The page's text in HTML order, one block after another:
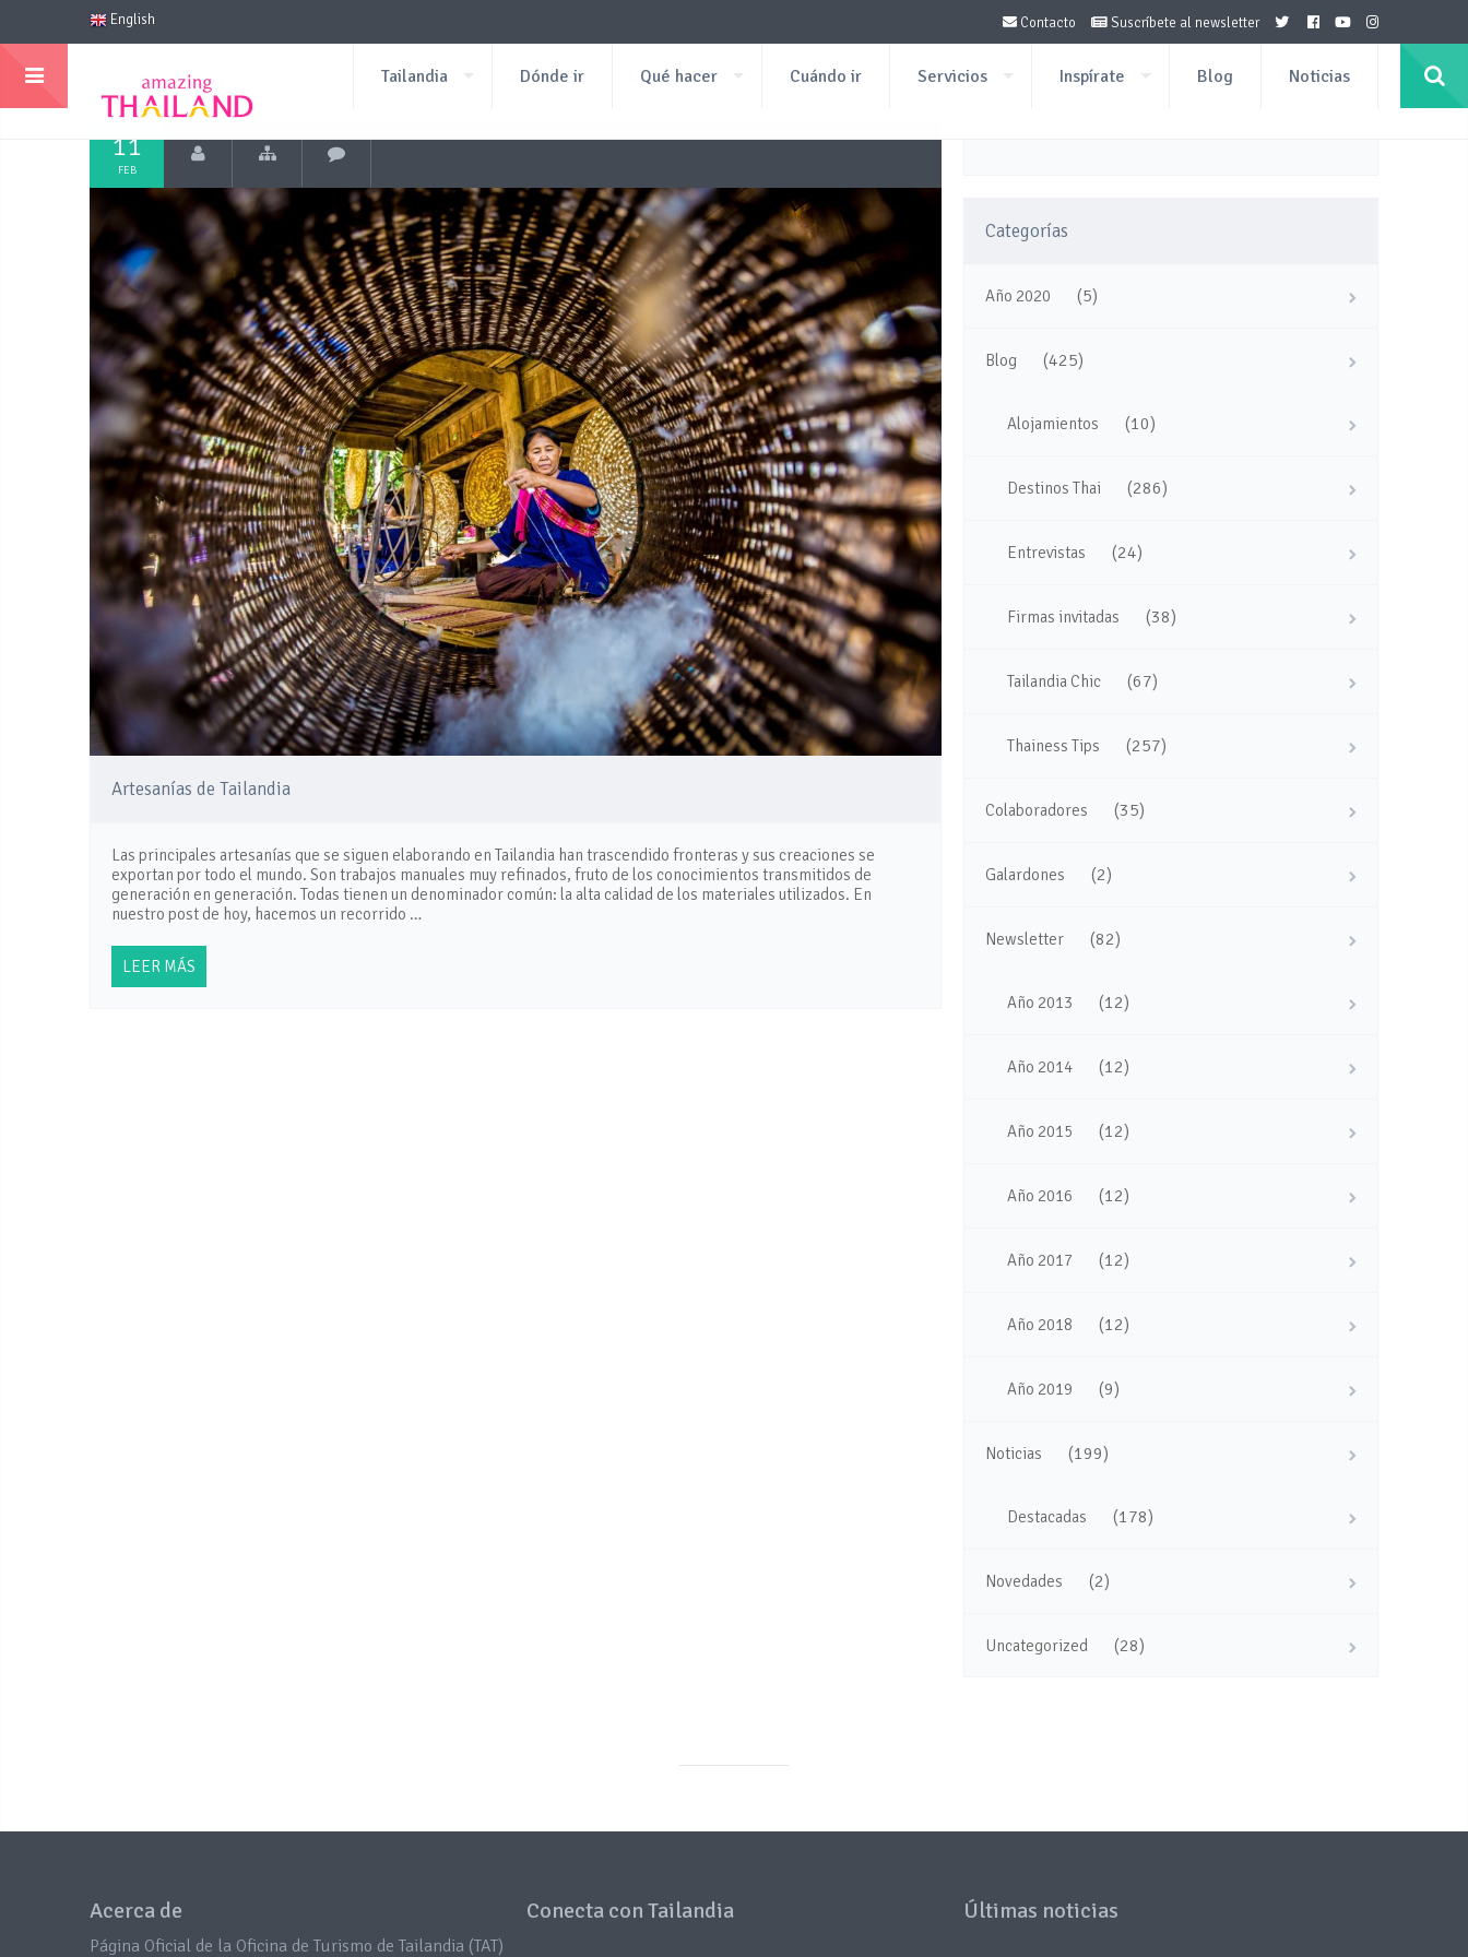
English Contacto Suscríbete al newsletter
Tailandia Dónde ir Qué hacer Cuándo ir Servicios Inspírate Blog Noticias
11
FEB
Artesanías de Tailandia
Las principales artesanías que se siguen elaborando en Tailandia han trascendido fronteras y sus creaciones se
exportan por todo el mundo. Son trabajos manuales muy refinados, fruto de los conocimientos transmitidos de
generación en generación. Todas tienen un denominador común: la alta calidad de los materiales utilizados. En
nuestro post de hoy, hacemos un recorrido …
LEER MÁS
Categorías
Año 2020 (5)
Blog (425)
Alojamientos (10)
Destinos Thai (286)
Entrevistas (24)
Firmas invitadas (38)
Tailandia Chic (67)
Thainess Tips (257)
Colaboradores (35)
Galardones (2)
Newsletter (82)
Año 2013 (12)
Año 2014 (12)
Año 2015 (12)
Año 2016 (12)
Año 2017 (12)
Año 2018 (12)
Año 2019 (9)
Noticias (199)
Destacadas (178)
Novedades (2)
Uncategorized (28)
Acerca de
Página Oficial de la Oficina de Turismo de Tailandia (TAT)
Conecta con Tailandia Últimas noticias